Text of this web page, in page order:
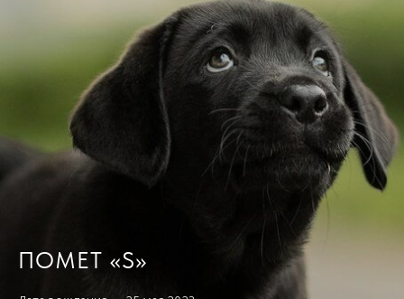
ПОМЕТ «S»